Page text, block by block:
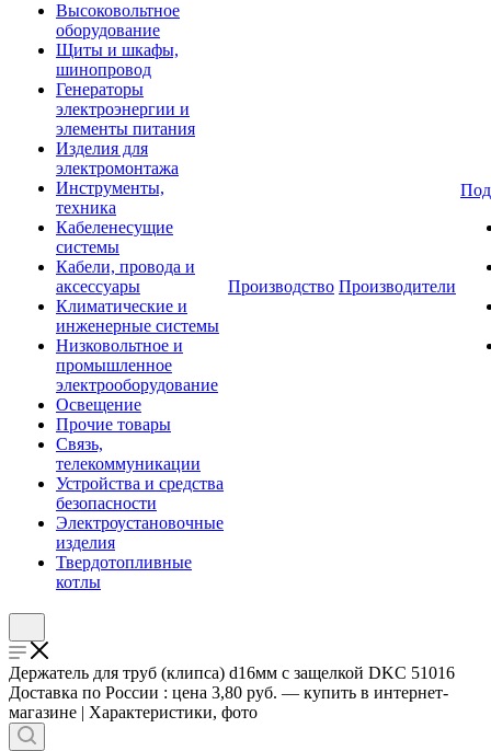
Высоковольтное
оборудование
Щиты и шкафы,
шинопровод
Генераторы
электроэнергии и
элементы питания
Изделия для
электромонтажа
Инструменты,
техника
Кабеленесущие
системы
Кабели, провода и
аксессуары
Климатические и
инженерные системы
Низковольтное и
промышленное
электрооборудование
Освещение
Прочие товары
Связь,
телекоммуникации
Устройства и средства
безопасности
Электроустановочные
изделия
Твердотопливные
котлы
Производство Производители
Держатель для труб (клипса) d16мм с защелкой DKC 51016
Доставка по России : цена 3,80 руб. — купить в интернет-
магазине | Характеристики, фото